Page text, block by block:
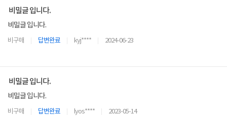
비밀글 입니다.
비밀글 입니다.
비구매 답변완료 kyj**** 2024-06-23
비밀글 입니다.
비밀글 입니다.
비구매 답변완료 lyos**** 2023-05-14